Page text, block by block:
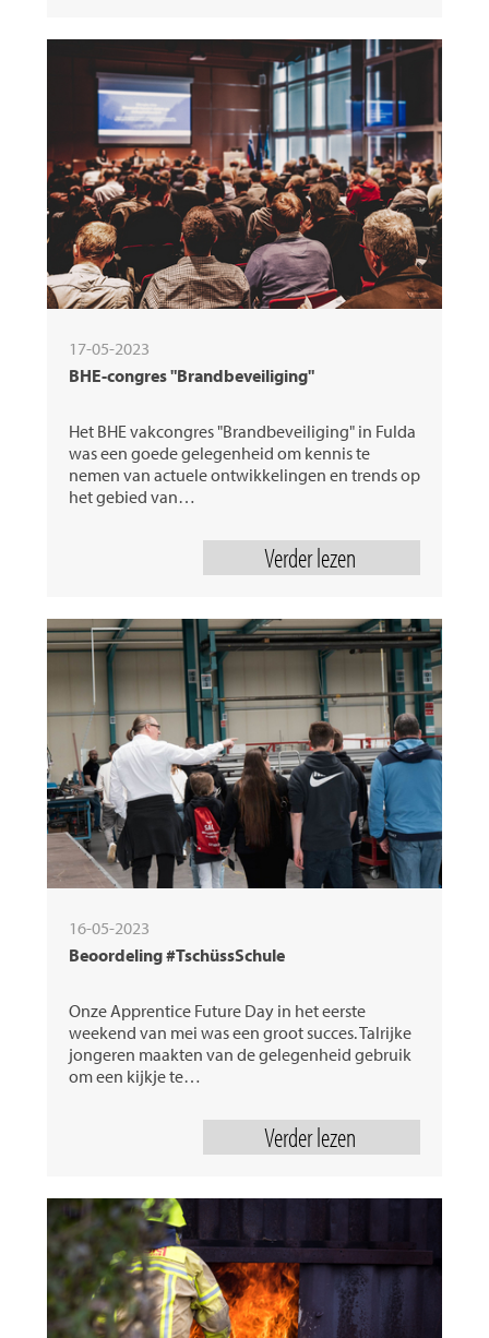
17-05-2023
BHE-congres "Brandbeveiliging"
Het BHE vakcongres "Brandbeveiliging" in Fulda
was een goede gelegenheid om kennis te
nemen van actuele ontwikkelingen en trends op
het gebied van…
Verder lezen
16-05-2023
Beoordeling #TschüssSchule
Onze Apprentice Future Day in het eerste
weekend van mei was een groot succes. Talrijke
jongeren maakten van de gelegenheid gebruik
om een kijkje te…
Verder lezen